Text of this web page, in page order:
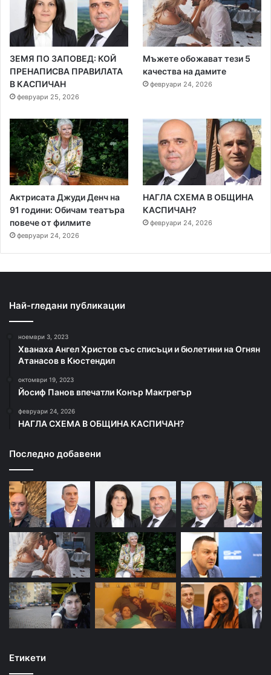
ЗЕМЯ ПО ЗАПОВЕД: КОЙ
ПРЕНАПИСВА ПРАВИЛАТА
В КАСПИЧАН
февруари 25, 2026
Мъжете обожават тези 5
качества на дамите
февруари 24, 2026
Актрисата Джуди Денч на
91 години: Обичам театъра
повече от филмите
февруари 24, 2026
НАГЛА СХЕМА В ОБЩИНА
КАСПИЧАН?
февруари 24, 2026
Най-гледани публикации
ноември 3, 2023
Хванаха Ангел Христов със списъци и бюлетини на Огнян
Атанасов в Кюстендил
октомври 19, 2023
Йосиф Панов впечатли Конър Макгрегър
февруари 24, 2026
НАГЛА СХЕМА В ОБЩИНА КАСПИЧАН?
Последно добавени
Етикети